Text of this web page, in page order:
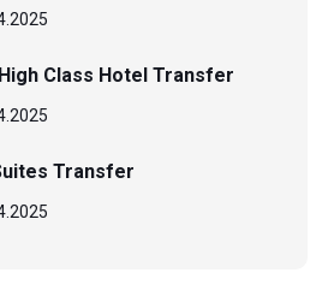
Class Hotel Transfer
Transfer